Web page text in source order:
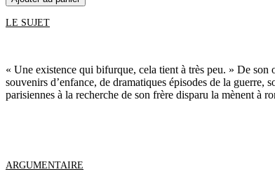
LE SUJET
« Une existence qui bifurque, cela tient à très peu. » De son
souvenirs d’enfance, de dramatiques épisodes de la
parisiennes à la recherche de son frère disparu la mènent à
ARGUMENTAIRE